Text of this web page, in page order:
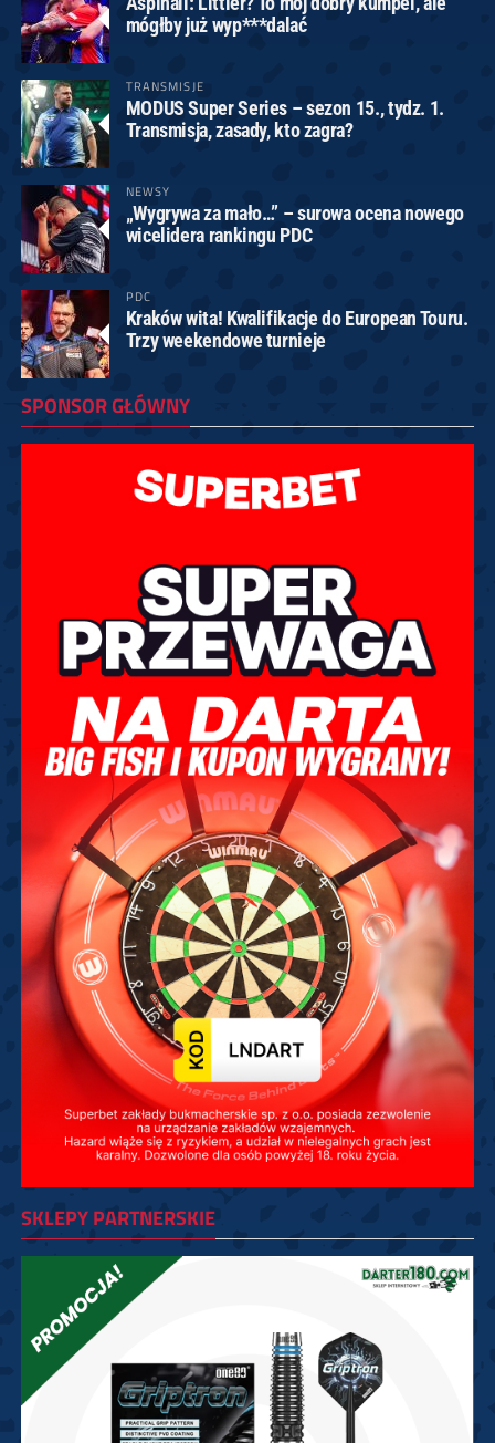
mógłby już wyp***dalać
TRANSMISJE
MODUS Super Series – sezon 15., tydz. 1.
Transmisja, zasady, kto zagra?
NEWSY
„Wygrywa za mało…” – surowa ocena nowego
wicelidera rankingu PDC
PDC
Kraków wita! Kwalifikacje do European Touru.
Trzy weekendowe turnieje
SPONSOR GŁÓWNY
SKLEPY PARTNERSKIE